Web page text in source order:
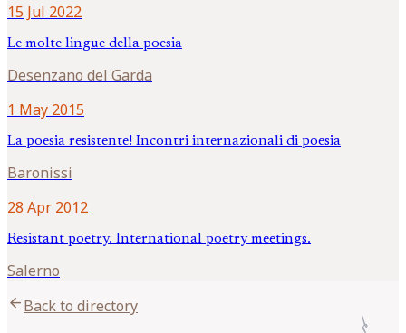
15 Jul 2022
Le molte lingue della poesia
Desenzano del Garda
1 May 2015
La poesia resistente! Incontri internazionali di poesia
Baronissi
28 Apr 2012
Resistant poetry. International poetry meetings.
Salerno
arrow_backBack to directory